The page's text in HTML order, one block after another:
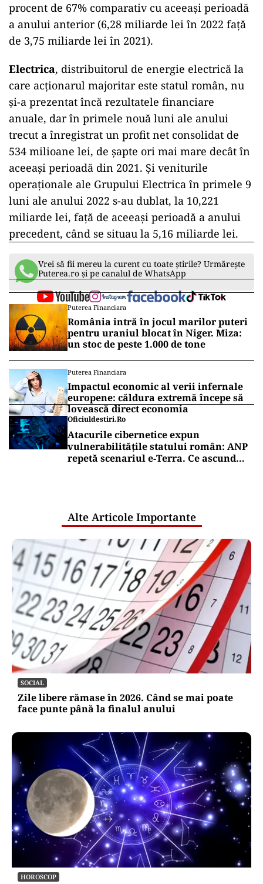
procent de 67% comparativ cu aceeași perioadă
a anului anterior (6,28 miliarde lei în 2022 față
de 3,75 miliarde lei în 2021).
Electrica, distribuitorul de energie electrică la
care acționarul majoritar este statul român, nu
și-a prezentat încă rezultatele financiare
anuale, dar în primele nouă luni ale anului
trecut a înregistrat un profit net consolidat de
534 milioane lei, de șapte ori mai mare decât în
aceeași perioadă din 2021. Și veniturile
operaționale ale Grupului Electrica în primele 9
luni ale anului 2022 s-au dublat, la 10,221
miliarde lei, față de aceeași perioadă a anului
precedent, când se situau la 5,16 miliarde lei.
Vrei să fii mereu la curent cu toate știrile? Urmărește
Puterea.ro și pe canalul de WhatsApp
Puterea Financiara
România intră în jocul marilor puteri
pentru uraniul blocat în Niger. Miza:
un stoc de peste 1.000 de tone
Puterea Financiara
Impactul economic al verii infernale
europene: căldura extremă începe să
lovească direct economia
Oficiuldestiri.ro
Atacurile cibernetice expun
vulnerabilitățile statului român: ANP
repetă scenariul e‑Terra. Ce ascund
Alte Articole Importante
SOCIAL
Zile libere rămase în 2026. Când se mai poate
face punte până la finalul anului
HOROSCOP